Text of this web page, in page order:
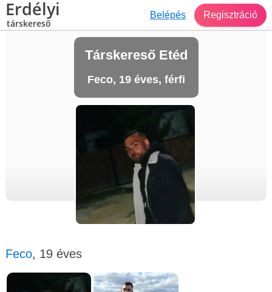
Erdélyi
társkereső
Belépés Regisztráció
Társkereső Etéd
Feco, 19 éves, férfi
Feco, 19 éves